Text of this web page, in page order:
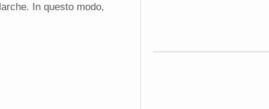
In questo modo,